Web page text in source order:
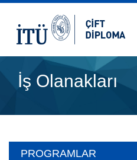
İş Olanakları
PROGRAMLAR